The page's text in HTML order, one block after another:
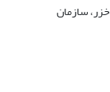
سازمان